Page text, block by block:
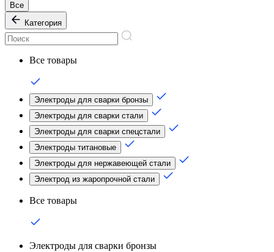
Все
Категория
Все товары
Электроды для сварки бронзы
Электроды для сварки стали
Электроды для сварки спецстали
Электроды титановые
Электроды для нержавеющей стали
Электрод из жаропрочной стали
Все товары
Электроды для сварки бронзы